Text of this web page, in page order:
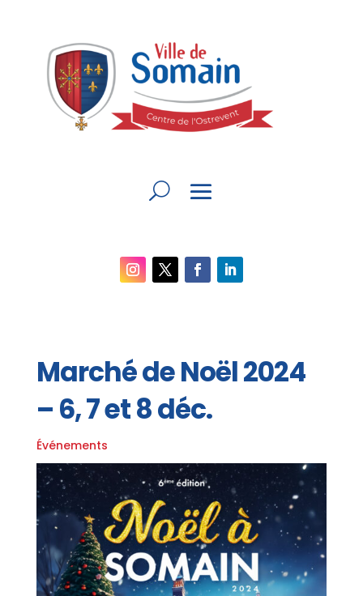
Marché de Noël 2024
– 6, 7 et 8 déc.
Événements